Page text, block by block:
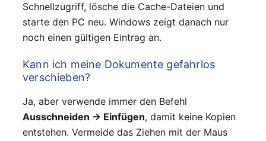
Schnellzugriff, lösche die Cache-Dateien und
starte den PC neu. Windows zeigt danach nur
noch einen gültigen Eintrag an.
Kann ich meine Dokumente gefahrlos
verschieben?
Ja, aber verwende immer den Befehl
Ausschneiden → Einfügen, damit keine Kopien
entstehen. Vermeide das Ziehen mit der Maus